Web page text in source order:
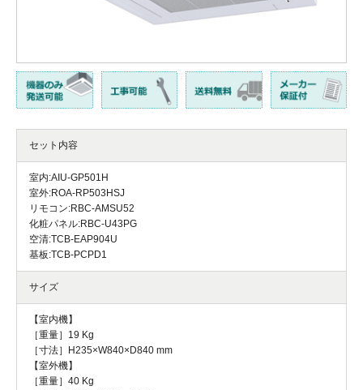
セット内容
室内:AIU-GP501H
室外:ROA-RP503HSJ
リモコン:RBC-AMSU52
化粧パネル:RBC-U43PG
空清:TCB-EAP904U
基板:TCB-PCPD1
サイズ
【室内機】
［重量］19 Kg
［寸法］H235×W840×D840 mm
【室外機】
［重量］40 Kg